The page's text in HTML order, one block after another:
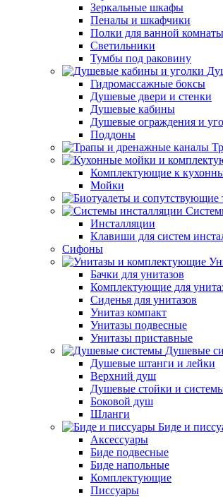
Зеркальные шкафы
Пеналы и шкафчики
Полки для ванной комнаты
Светильники
Тумбы под раковину
Гидромассажные боксы
Душевые двери и стенки
Душевые кабины
Душевые ограждения и
Поддоны
Комплектующие к
Мойки
Инсталляции
Клавиши для систем
Сифоны
Бачки для унитазов
Комплектующие для
Сиденья для унитазов
Унитаз компакт
Унитазы подвесные
Унитазы приставные
Душевые
Душевые штанги и лейки
Верхний душ
Душевые стойки и
Боковой душ
Шланги
Биде и
Аксессуары
Биде подвесные
Биде напольные
Комплектующие
Писсуары